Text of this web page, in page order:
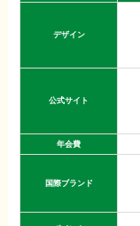
デザイン
公式サイト
年会費
国際ブランド